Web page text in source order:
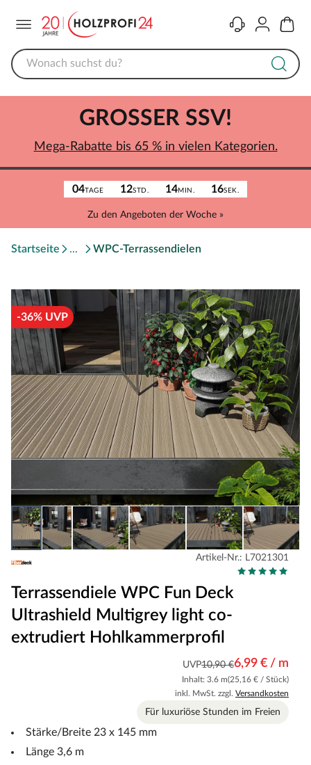
KontaktKonto
04TAGE 12STD. 14MIN. 16SEK.
Zu den Angeboten der Woche »
GROSSER SSV!
Mega-Rabatte bis 65 % in vielen Kategorien.
Startseite WPC-Terrassendielen
-36% UVP
Artikel-Nr.: L7021301
Terrassendiele WPC Fun Deck
Ultrashield Multigrey light co-
extrudiert Hohlkammerprofil
UVP10,90 €6,99 € / m
Inhalt: 3.6 m(25,16 € / Stück)
inkl. MwSt. zzgl. Versandkosten
Für luxuriöse Stunden im Freien
Stärke/Breite 23 x 145 mm
Länge 3,6 m